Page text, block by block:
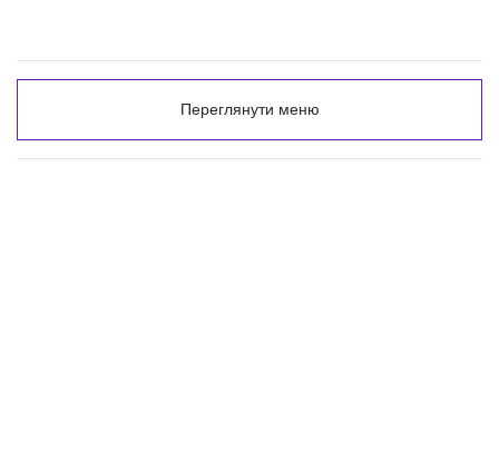
Переглянути меню